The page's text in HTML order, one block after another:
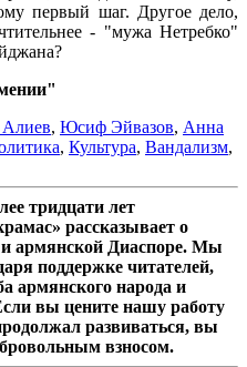
первый шаг. Другое дело,
- "мужа Нетребко"
, Юсиф Эйвазов, Анна
, Культура, Вандализм,
тридцати лет
рассказывает о
армянской Диаспоре. Мы
поддержке читателей,
армянского народа и
вы цените нашу работу
развиваться, вы
взносом.